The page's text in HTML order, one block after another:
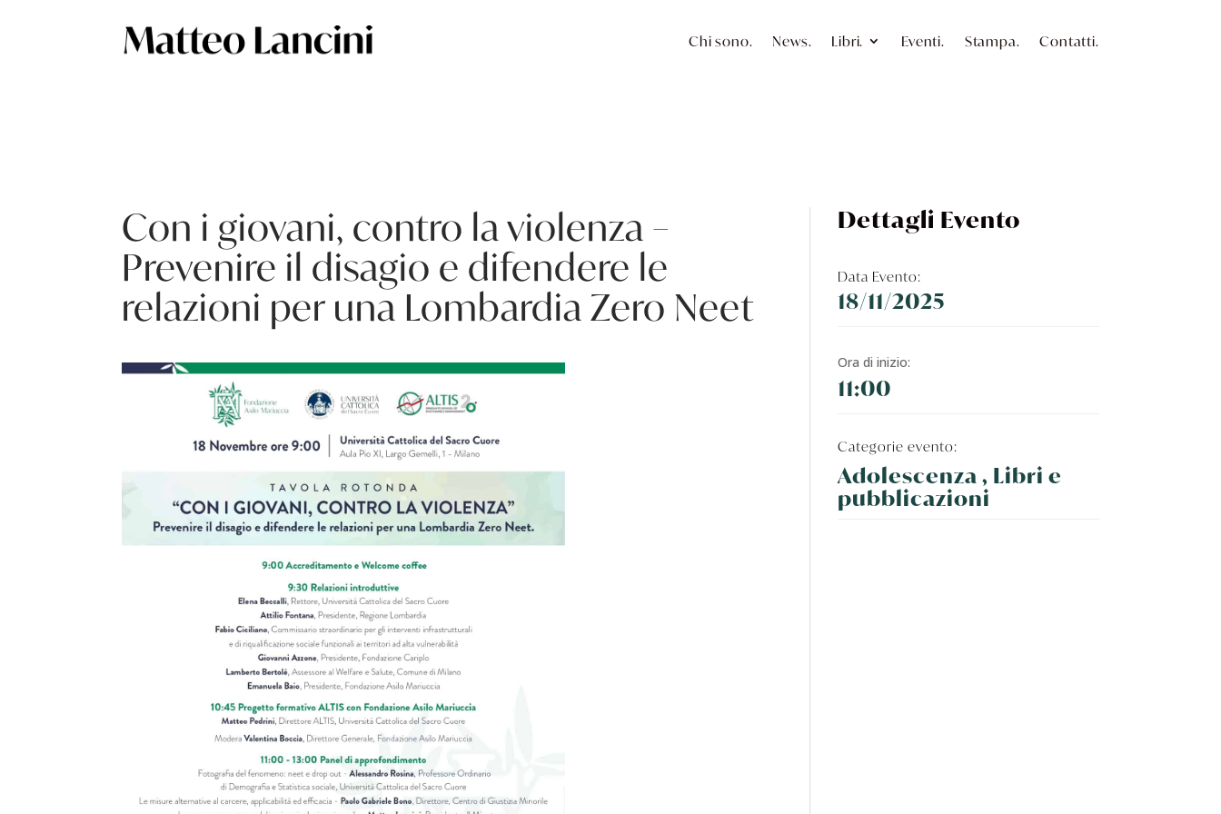
Chi sono. News. Libri. Eventi. Stampa. Contatti.
Con i giovani, contro la violenza –
Prevenire il disagio e difendere le
relazioni per una Lombardia Zero Neet
Dettagli Evento
Data Evento:
18/11/2025
Ora di inizio:
11:00
Categorie evento:
Adolescenza , Libri e
pubblicazioni